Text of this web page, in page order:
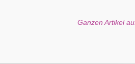
Ganzen Artikel